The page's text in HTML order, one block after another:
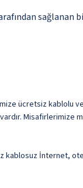
ücretsiz
kablosuz İnternet,